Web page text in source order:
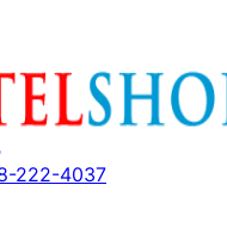
222-4037